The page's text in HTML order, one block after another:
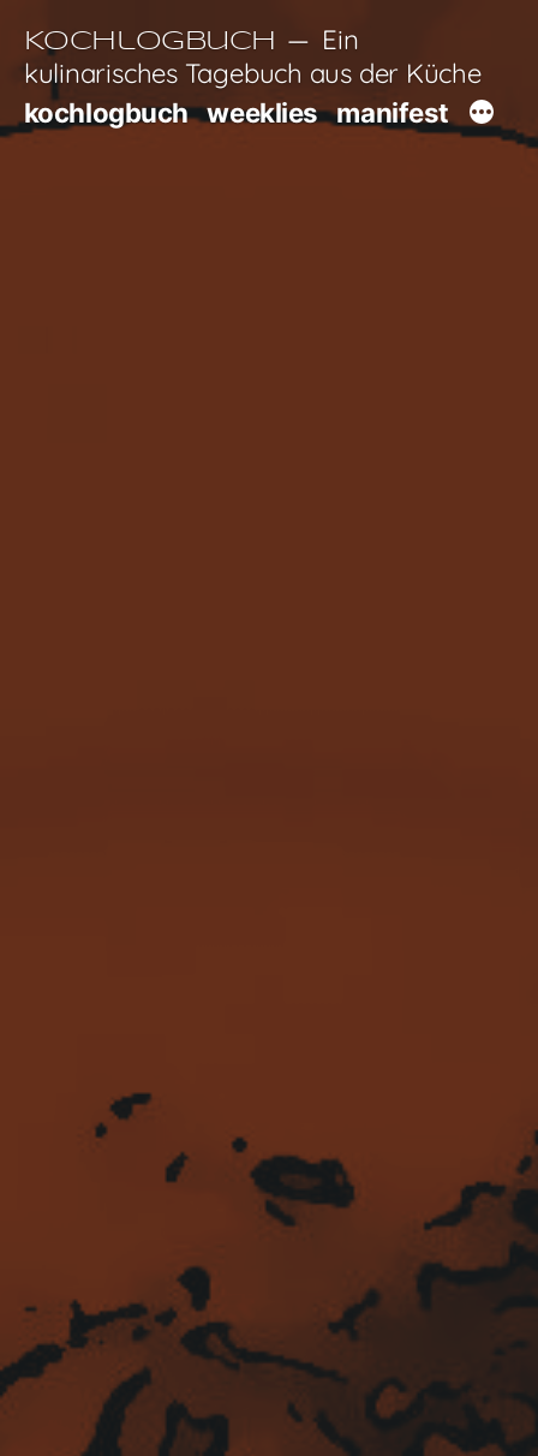
Inhalt
springen
Kochlogbuch
Ein
kulinarisches Tagebuch aus der Küche
kochlogbuch weeklies manifest